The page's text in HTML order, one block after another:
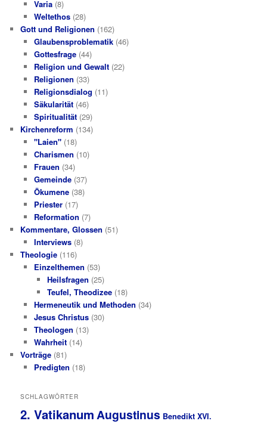
Varia(8)
Weltethos(28)
Gott und Religionen (162)
Glaubensproblematik(46)
Gottesfrage(44)
Religion und Gewalt(22)
Religionen (33)
Religionsdialog (11)
Säkularität(46)
Spiritualität(29)
Kirchenreform (134)
"Laien"(18)
Charismen (10)
Frauen (34)
Gemeinde(37)
Ökumene(38)
Priester(17)
Reformation (7)
Kommentare, Glossen (51)
Interviews(8)
Theologie (116)
Einzelthemen (53)
Heilsfragen (25)
Teufel, Theodizee (18)
Hermeneutik und Methoden (34)
Jesus Christus(30)
Theologen (13)
Wahrheit(14)
Vorträge (81)
Predigten (18)
SCHLAGWÖRTER
2. VatikanumAugustinus Benedikt XVI.